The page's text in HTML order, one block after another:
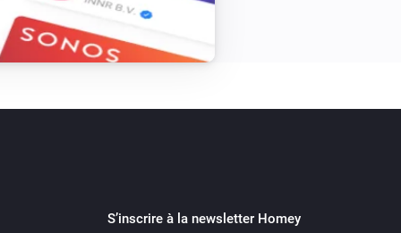
S’inscrire à la newsletter Homey